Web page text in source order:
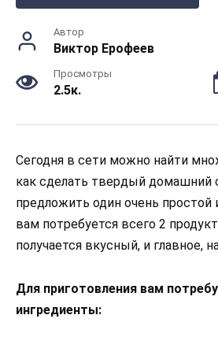
Автор
Виктор Ерофеев
Просмотры
2.5к.
Сегодня в сети можно найти
как сделать твердый домашний
предложить один очень простой
вам потребуется всего 2
получается вкусный, и главное,
Для приготовления вам
ингредиенты: